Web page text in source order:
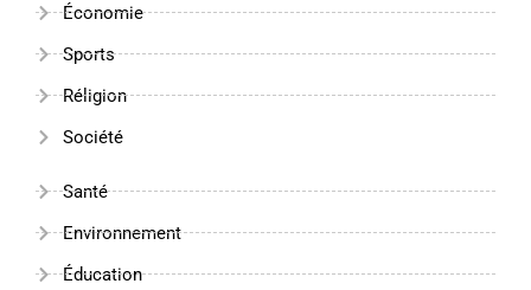
Économie
Sports
Réligion
Société
Santé
Environnement
Éducation